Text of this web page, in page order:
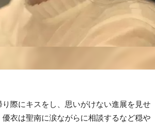
際にキスをし、思いがけない進展を見せ
衣は聖南に涙ながらに相談するなど穏や